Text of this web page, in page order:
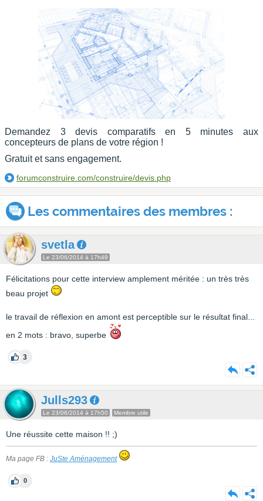
Demandez 3 devis comparatifs en 5 minutes aux
concepteurs de plans de votre région !
Gratuit et sans engagement.
forumconstruire.com/construire/devis.php
Les commentaires des membres :
svetla
Le 23/06/2014 à 17h49
Félicitations pour cette interview amplement méritée : un très très
beau projet
le travail de réflexion en amont est perceptible sur le résultat final...
en 2 mots : bravo, superbe
3
Julls293
Le 23/06/2014 à 17h50 Membre utile
Une réussite cette maison !! ;)
Ma page FB : JuSte Aménagement
0